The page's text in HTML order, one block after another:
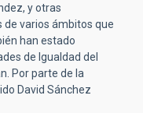
y otras
de varios ámbitos que
han estado
de Igualdad del
Por parte de la
David Sánchez